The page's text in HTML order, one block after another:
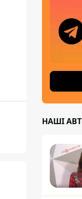
НАШІ